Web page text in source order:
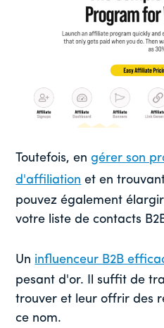
Toutefois, engérer son
d'affiliation et en
pouvez également
votre liste de contacts
Un influenceur B2B
pesant d'or. Il suffit de
trouver et leur offrir des
ce nom.